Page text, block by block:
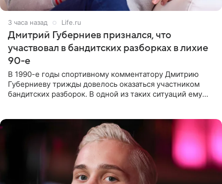
3 часа назад Life.ru
Дмитрий Губерниев признался, что
участвовал в бандитских разборках в лихие
90-е
В 1990-е годы спортивному комментатору Дмитрию
Губерниеву трижды довелось оказаться участником
бандитских разборок. В одной из таких ситуаций ему